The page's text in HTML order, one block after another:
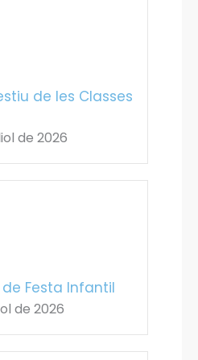
de les Classes
de 2026
Festa Infantil
de 2026